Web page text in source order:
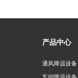
产品中心
通风降温设备